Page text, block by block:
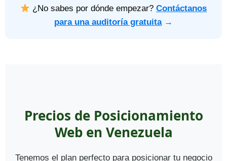
¿No sabes por dónde empezar?Contáctanos
para una auditoría gratuita→
Precios de Posicionamiento
Web en Venezuela
Tenemos el plan perfecto para posicionar tu negocio